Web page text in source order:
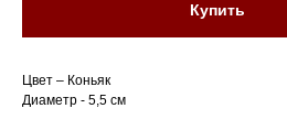
Купить
Цвет – Коньяк
Диаметр - 5,5 см